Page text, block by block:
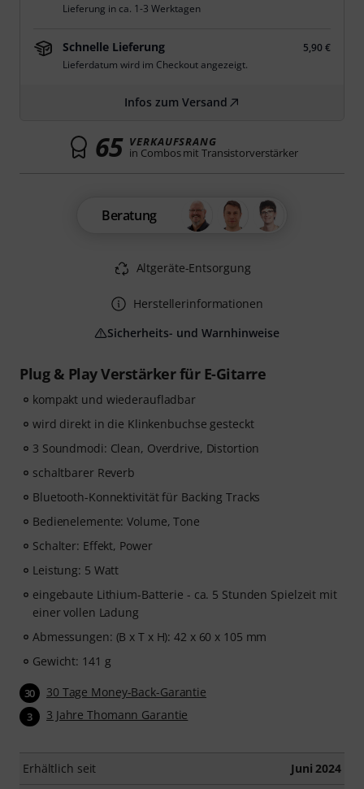
Plug & Play Verstärker für E-Gitarre
kompakt und wiederaufladbar
wird direkt in die Klinkenbuchse gesteckt
3 Soundmodi: Clean, Overdrive, Distortion
schaltbarer Reverb
Bluetooth-Konnektivität für Backing Tracks
Bedienelemente: Volume, Tone
Schalter: Effekt, Power
Leistung: 5 Watt
eingebaute Lithium-Batterie - ca. 5 Stunden Spielzeit mit
einer vollen Ladung
Abmessungen: (B x T x H): 42 x 60 x 105 mm
Gewicht: 141 g
30 30 Tage Money-Back-Garantie
3 3 Jahre Thomann Garantie
Erhältlich seit Juni 2024
Lieferung in ca. 1-3 Werktagen
Schnelle Lieferung
5,90 €
Lieferdatum wird im Checkout angezeigt.
Infos zum Versand
65 VERKAUFSRANG
in Combos mit Transistorverstärker
Beratung
Altgeräte-Entsorgung
Herstellerinformationen
Sicherheits- und Warnhinweise